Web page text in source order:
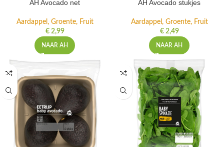
AH Avocado net
Aardappel, Groente, Fruit
€2,99
NAAR AH
AH Avocado stukjes
Aardappel, Groente, Fruit
€2,49
NAAR AH